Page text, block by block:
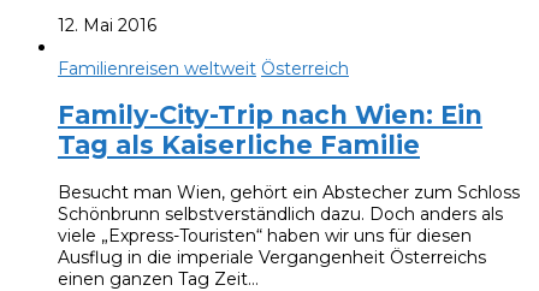
12. Mai 2016
Familienreisen weltweit Österreich
Family-City-Trip nach Wien: Ein
Tag als Kaiserliche Familie
Besucht man Wien, gehört ein Abstecher zum Schloss
Schönbrunn selbstverständlich dazu. Doch anders als
viele „Express-Touristen“ haben wir uns für diesen
Ausflug in die imperiale Vergangenheit Österreichs
einen ganzen Tag Zeit…